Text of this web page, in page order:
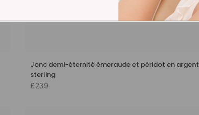
Jonc demi-éternité émeraude et péridot en argent
sterling
£239